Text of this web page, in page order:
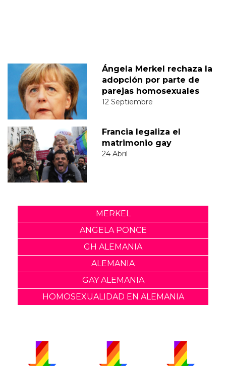
Ángela Merkel rechaza la
adopción por parte de
parejas homosexuales
12 Septiembre
Francia legaliza el
matrimonio gay
24 Abril
MERKEL
ANGELA PONCE
GH ALEMANIA
ALEMANIA
GAY ALEMANIA
HOMOSEXUALIDAD EN ALEMANIA